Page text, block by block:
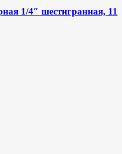
1/4″ шестигранная, 11